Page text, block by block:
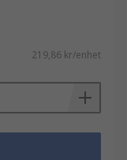
219,86 kr/enhet